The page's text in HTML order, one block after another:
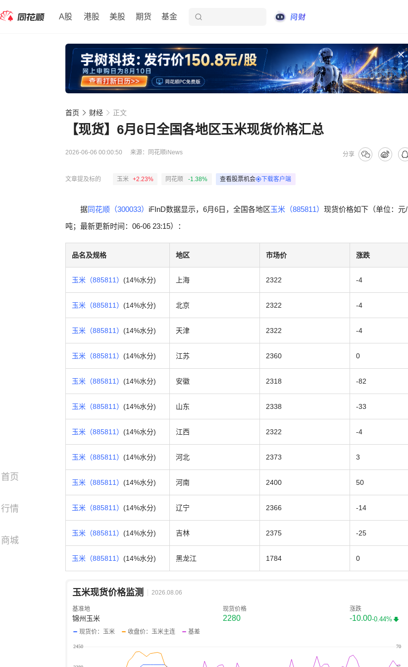
A股 港股 美股 期货 基金
首页
行情
商城
首页 财经 正文
【现货】6月6日全国各地区玉米现货价格汇总
2026-06-06 00:00:50 来源： 同花顺iNews 分享
文章提及标的 玉米 +2.23% 同花顺 -1.38% 查看股票机会 下载客户端
据同花顺（300033） iFInD数据显示，6月6日，全国各地区玉米（885811） 现货价格如下（单位：元/
吨；最新更新时间：06-06 23:15）：
品名及规格 地区 市场价 涨跌
玉米（885811） (14%水分) 上海 2322 -4
玉米（885811） (14%水分) 北京 2322 -4
玉米（885811） (14%水分) 天津 2322 -4
玉米（885811） (14%水分) 江苏 2360 0
玉米（885811） (14%水分) 安徽 2318 -82
玉米（885811） (14%水分) 山东 2338 -33
玉米（885811） (14%水分) 江西 2322 -4
玉米（885811） (14%水分) 河北 2373 3
玉米（885811） (14%水分) 河南 2400 50
玉米（885811） (14%水分) 辽宁 2366 -14
玉米（885811） (14%水分) 吉林 2375 -25
玉米（885811） (14%水分) 黑龙江 1784 0
玉米现货价格监测 2026.08.06
基准地
锦州玉米
现货价格
2280
涨跌
-10.00-0.44%
现货价：玉米 收盘价：玉米主连 基差